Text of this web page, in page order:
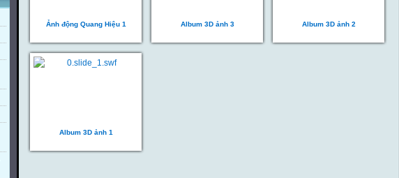
Ảnh động Quang Hiệu 1 Album 3D ảnh 3 Album 3D ảnh 2
Album 3D ảnh 1